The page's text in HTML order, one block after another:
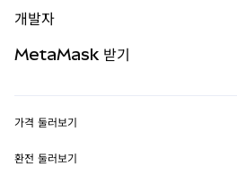
무기한 선물
실물자산
개발자
MetaMask Connect
MetaMask 받기
가격 둘러보기
이더리움 가격
환전 둘러보기